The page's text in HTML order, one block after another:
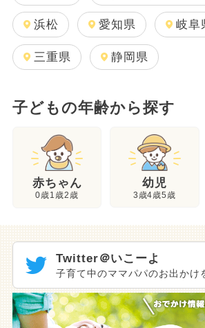
浜松 愛知県 岐阜
三重県 静岡県
子どもの年齢から探す
赤ちゃん
0歳1歳2歳
幼児
3歳4歳5歳
Twitter＠いこーよ
子育て中のママパパのお出かけ